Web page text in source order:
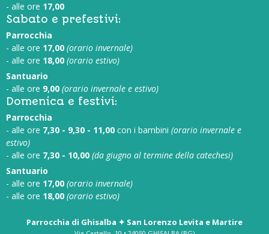
- alle ore 17,00
Sabato e prefestivi:
Parrocchia
- alle ore 17,00 (orario invernale)
- alle ore 18,00 (orario estivo)
Santuario
- alle ore 9,00 (orario invernale e estivo)
Domenica e festivi:
Parrocchia
- alle ore 7,30 - 9,30 - 11,00 con i bambini (orario invernale e
estivo)
- alle ore 7,30 - 10,00 (da giugno al termine della catechesi)
Santuario
- alle ore 17,00 (orario invernale)
- alle ore 18,00 (orario estivo)
Parrocchia di Ghisalba ✦ San Lorenzo Levita e Martire